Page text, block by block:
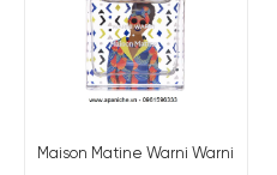
Maison Matine Warni Warni